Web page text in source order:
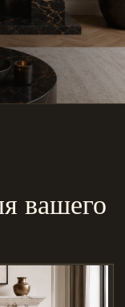
вашего